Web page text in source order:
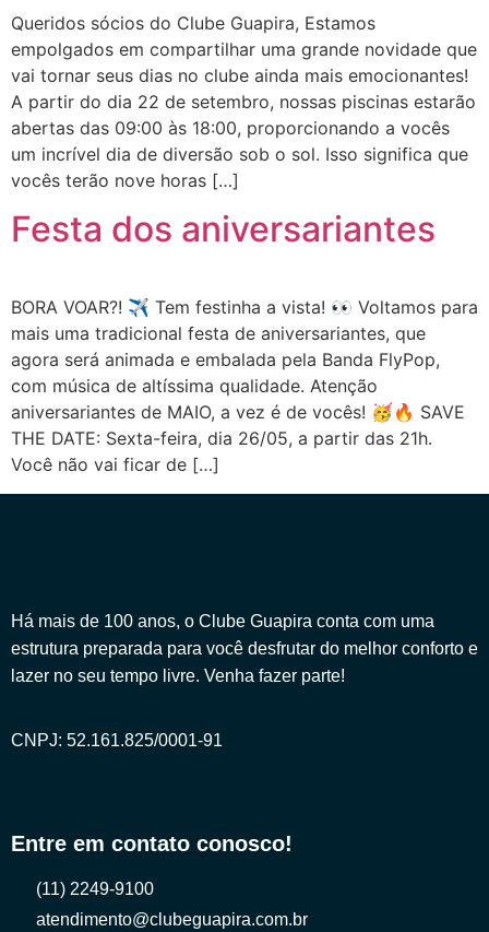
Queridos sócios do Clube Guapira, Estamos
empolgados em compartilhar uma grande novidade que
vai tornar seus dias no clube ainda mais emocionantes!
A partir do dia 22 de setembro, nossas piscinas estarão
abertas das 09:00 às 18:00, proporcionando a vocês
um incrível dia de diversão sob o sol. Isso significa que
vocês terão nove horas […]
Festa dos aniversariantes
BORA VOAR?! ✈️ Tem festinha a vista! 👀 Voltamos para
mais uma tradicional festa de aniversariantes, que
agora será animada e embalada pela Banda FlyPop,
com música de altíssima qualidade. Atenção
aniversariantes de MAIO, a vez é de vocês! 🥳🔥 SAVE
THE DATE: Sexta-feira, dia 26/05, a partir das 21h.
Você não vai ficar de […]
Há mais de 100 anos, o Clube Guapira conta com uma
estrutura preparada para você desfrutar do melhor conforto e
lazer no seu tempo livre. Venha fazer parte!
CNPJ: 52.161.825/0001-91
Entre em contato conosco!
(11) 2249-9100
atendimento@clubeguapira.com.br